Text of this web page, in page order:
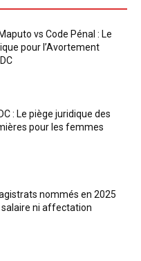
vs Code Pénal : Le
pour l’Avortement
: Le piège juridique des
pour les femmes
nommés en 2025
ni affectation